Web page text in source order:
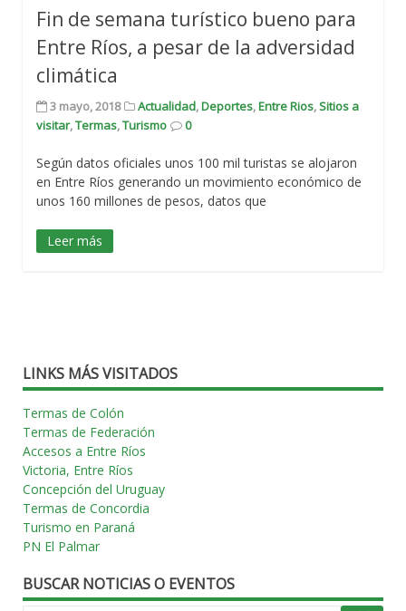
Fin de semana turístico bueno para
Entre Ríos, a pesar de la adversidad
climática
3 mayo, 2018 Actualidad,Deportes,Entre Rios,Sitios a
visitar,Termas,Turismo 0
Según datos oficiales unos 100 mil turistas se alojaron
en Entre Ríos generando un movimiento económico de
unos 160 millones de pesos, datos que
Leer más
LINKS MÁS VISITADOS
Termas de Colón
Termas de Federación
Accesos a Entre Ríos
Victoria, Entre Ríos
Concepción del Uruguay
Termas de Concordia
Turismo en Paraná
PN El Palmar
BUSCAR NOTICIAS O EVENTOS